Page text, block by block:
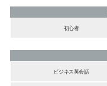
初心者
ビジネス英会話